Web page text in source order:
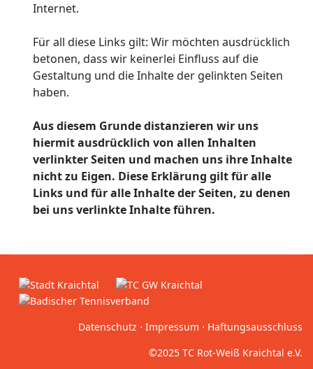
Internet.
Für all diese Links gilt: Wir möchten ausdrücklich
betonen, dass wir keinerlei Einfluss auf die
Gestaltung und die Inhalte der gelinkten Seiten
haben.
Aus diesem Grunde distanzieren wir uns
hiermit ausdrücklich von allen Inhalten
verlinkter Seiten und machen uns ihre Inhalte
nicht zu Eigen. Diese Erklärung gilt für alle
Links und für alle Inhalte der Seiten, zu denen
bei uns verlinkte Inhalte führen.
Datenschutz ⋅ Impressum ⋅ Haftungsausschluss
©2025 TC Rot-Weiß Kraichtal e.V.